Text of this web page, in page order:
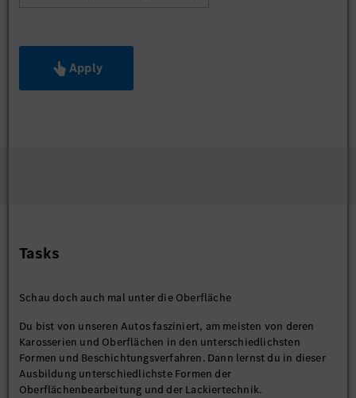
Apply
Tasks
Schau doch auch mal unter die Oberfläche
Du bist von unseren Autos fasziniert, am meisten von deren
Karosserien und Oberflächen in den unterschiedlichsten
Formen und Beschichtungsverfahren. Dann lernst du in dieser
Ausbildung unterschiedlichste Formen der
Oberflächenbearbeitung und der Lackiertechnik.